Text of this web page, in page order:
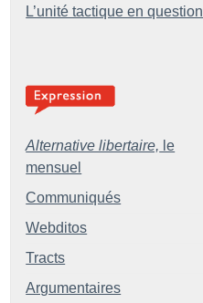
L’unité tactique en question
Alternative libertaire, le
mensuel
Communiqués
Webditos
Tracts
Argumentaires